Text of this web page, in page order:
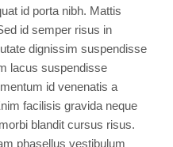
id porta nibh. Mattis
id semper risus in
dignissim suspendisse
lacus suspendisse
id venenatis a
facilisis gravida neque
blandit cursus risus.
phasellus vestibulum